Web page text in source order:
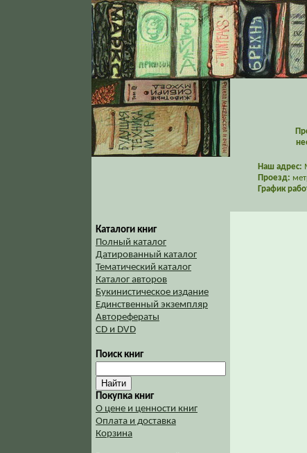
Наш адрес:
Проезд:
График
Каталоги книг
Полный каталог
Датированный каталог
Тематический каталог
Каталог авторов
Букинистическое издание
Единственный экземпляр
Авторефераты
CD и DVD
Поиск книг
Покупка книг
О цене и ценности книг
Оплата и доставка
Корзина